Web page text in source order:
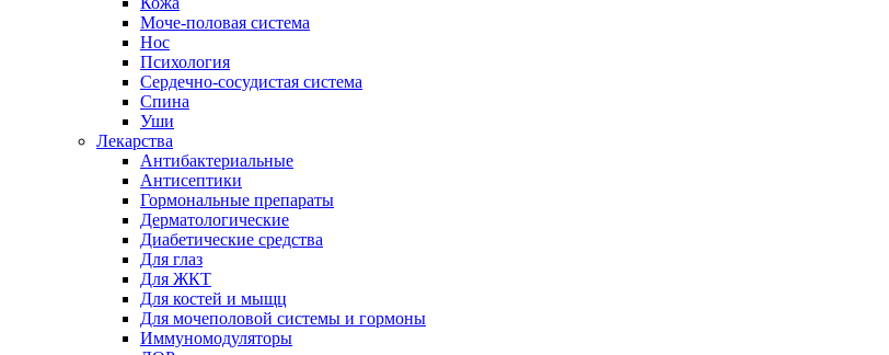
Моче-половая система
Нос
Психология
Сердечно-сосудистая система
Спина
Уши
Лекарства
Антибактериальные
Антисептики
Гормональные препараты
Дерматологические
Диабетические средства
Для глаз
Для ЖКТ
Для костей и мыщц
Для мочеполовой системы и гормоны
Иммуномодуляторы